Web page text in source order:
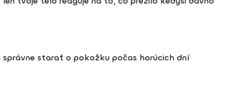
starať o pokožku počas horúcich dní